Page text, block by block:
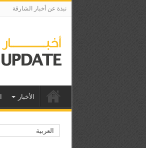
نبذة عن أخبار الشارقة
الأخبار
العربية